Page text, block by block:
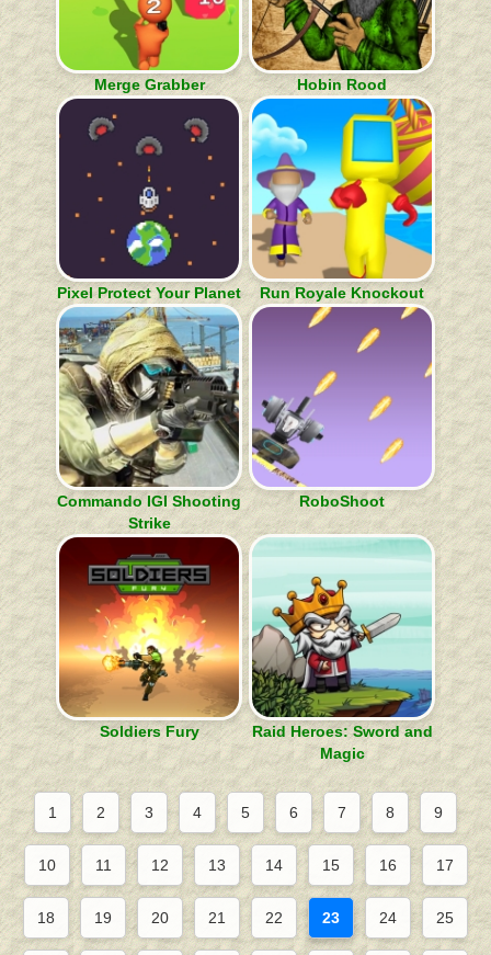
Merge Grabber Hobin Rood
Pixel Protect Your Planet Run Royale Knockout
Commando IGI Shooting
Strike
RoboShoot
Soldiers Fury
Raid Heroes: Sword and
Magic
1 2 3 4 5 6 7 8 9
10 11 12 13 14 15 16 17
18 19 20 21 22 23 24 25